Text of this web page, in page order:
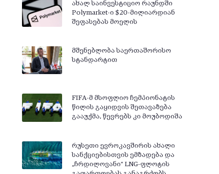
ახალ საინვესტიციო რაუნდში
Polymarket-ი $20-მილიარდიან
შეფასებას მოელის
მშენებლობა საერთაშორისო
სტანდარტით
FIFA-მ მსოფლიო ჩემპიონატის
წილის გაყიდვის შეთავაზება
გააუქმა, წევრებს კი მოუბოდიშა
რუსეთი ევროკავშირის ახალი
სანქციებისთვის ემზადება და
„ჩრდილოვანი“ LNG-ფლოტის